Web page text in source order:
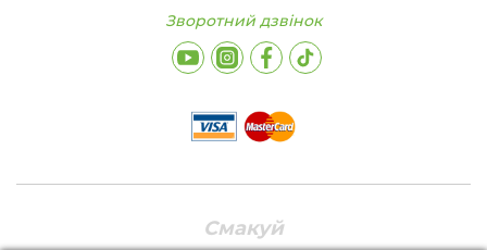
Зворотний дзвінок
Смакуй